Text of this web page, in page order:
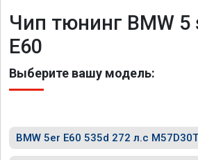
Чип тюнинг BMW 5
E60
Выберите вашу модель:
BMW 5er E60 535d 272 л.с